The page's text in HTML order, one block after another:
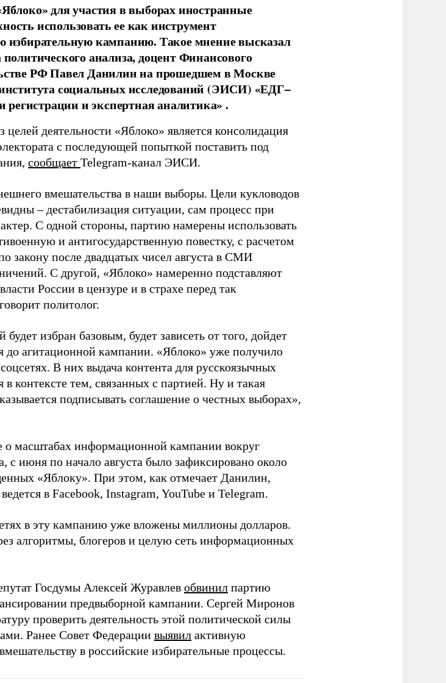
для участия в выборах иностранные
использовать ее как инструмент
избирательную кампанию. Такое мнение высказал
анализа, доцент Финансового
РФ Павел Данилин на прошедшем в Москве
социальных исследований (ЭИСИ) «ЕДГ–
регистрации и экспертная аналитика» .
деятельности «Яблоко» является консолидация
с последующей попыткой поставить под
сообщает Telegram-канал ЭИСИ.
вмешательства в наши выборы. Цели кукловодов
– дестабилизация ситуации, сам процесс при
С одной стороны, партию намерены использовать
и антигосударственную повестку, с расчетом
закону после двадцатых чисел августа в СМИ
С другой, «Яблоко» намеренно подставляют
России в цензуре и в страхе перед так
политолог.
избран базовым, будет зависеть от того, дойдет
до агитационной кампании. «Яблоко» уже получило
В них выдача контента для русскоязычных
в контексте тем, связанных с партией. Ну и такая
подписывать соглашение о честных выборах»,
о масштабах информационной кампании вокруг
с июня по начало августа было зафиксировано около
«Яблоку». При этом, как отмечает Данилин,
в Facebook, Instagram, YouTube и Telegram.
в эту кампанию уже вложены миллионы долларов.
алгоритмы, блогеров и целую сеть информационных
Госдумы Алексей Журавлев обвинил партию
предвыборной кампании. Сергей Миронов
проверить деятельность этой политической силы
Ранее Совет Федерации выявил активную
в российские избирательные процессы.